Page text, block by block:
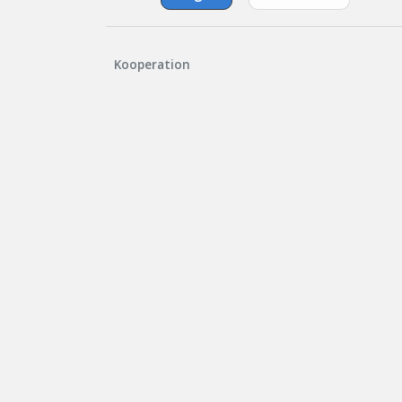
Kooperation